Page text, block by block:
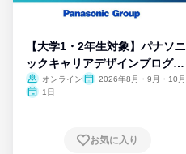
【大学1・2年生対象】パナソニ
ックキャリアデザインプログラ
ム
オンライン
2026年8月・9月・10月
1日
お気に入り